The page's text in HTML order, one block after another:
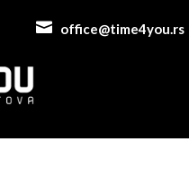
&nbsp office@time4you.rs